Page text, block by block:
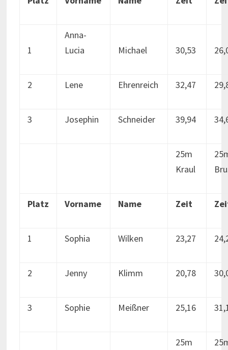
1
Anna-
Lucia
Michael 30,53
2 Lene Ehrenreich 32,47
3 Josephin Schneider 39,94
25m
Kraul
Platz Vorname Name Zeit
1 Sophia Wilken 23,27
2 Jenny Klimm 20,78
3 Sophie Meißner 25,16
25m